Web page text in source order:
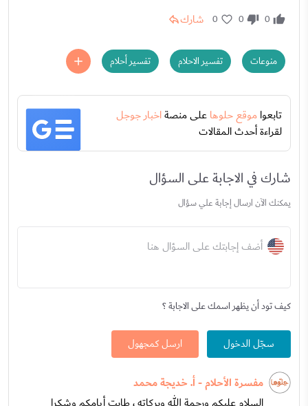
0
0
0 شارك
منوعات تفسير الاحلام تفسير أحلام
تابعواموقع حلوهاعلى منصةاخبار جوجل
لقراءة أحدث المقالات
شارك في الاجابة على السؤال
يمكنك الآن ارسال إجابة علي سؤال
أضف إجابتك على السؤال هنا
كيف تود أن يظهر اسمك على الاجابة ؟
سجّل الدخول ارسل كمجهول
مفسرة الأحلام - أ. خديجة محمد